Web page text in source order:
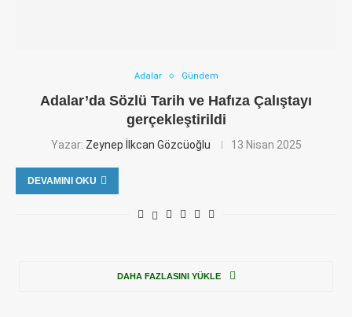
Adalar Gündem
Adalar’da Sözlü Tarih ve Hafıza Çalıştayı
gerçekleştirildi
Yazar: Zeynep İlkcan Gözcüoğlu 13 Nisan 2025
DEVAMINI OKU
DAHA FAZLASINI YÜKLE